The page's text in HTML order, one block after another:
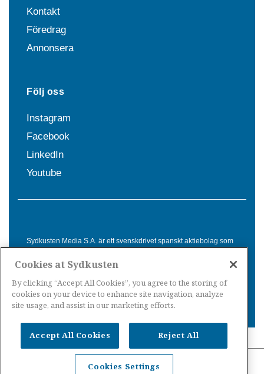
Kontakt
Föredrag
Annonsera
Följ oss
Instagram
Facebook
LinkedIn
Youtube
Sydkusten Media S.A. är ett svenskdrivet spanskt aktiebolag som
Spanien. Genom nyhetsbevakning av hela Spanien, med bas på
informationsförmedling för svenskar i Spanien.
Nyheter Spanien· Nyheter Costa del Sol
Cookies at Sydkusten
By clicking “Accept All Cookies”, you agree to the storing of
cookies on your device to enhance site navigation, analyze
site usage, and assist in our marketing efforts.
Accept All Cookies Reject All
Cookies Settings